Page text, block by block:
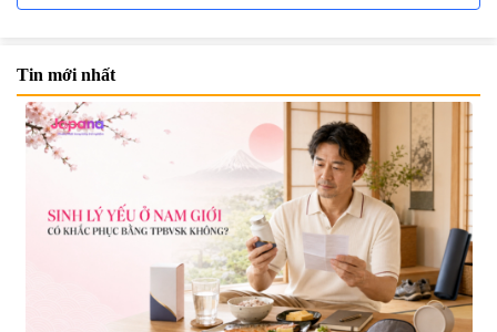
Viên uống bổ não Ribeto Shoji
| 57.920
1.450.000 đ
Viên nang uống cải thiện thị lực,
trí nhớ DHA + EPA + Flaxseed
Oil 30 viên/gói - Date 02/2027
|52.346
225.000 đ
Tin mới nhất